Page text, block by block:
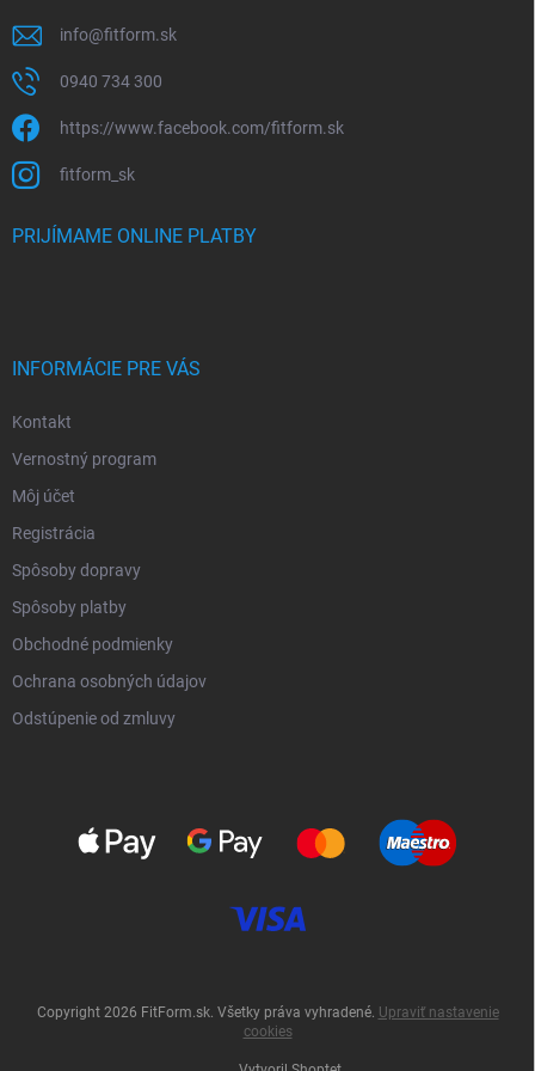
info@fitform.sk
0940 734 300
https://www.facebook.com/fitform.sk
fitform_sk
PRIJÍMAME ONLINE PLATBY
INFORMÁCIE PRE VÁS
Kontakt
Vernostný program
Môj účet
Registrácia
Spôsoby dopravy
Spôsoby platby
Obchodné podmienky
Ochrana osobných údajov
Odstúpenie od zmluvy
Copyright 2026 FitForm.sk. Všetky práva vyhradené. Upraviť nastavenie
cookies